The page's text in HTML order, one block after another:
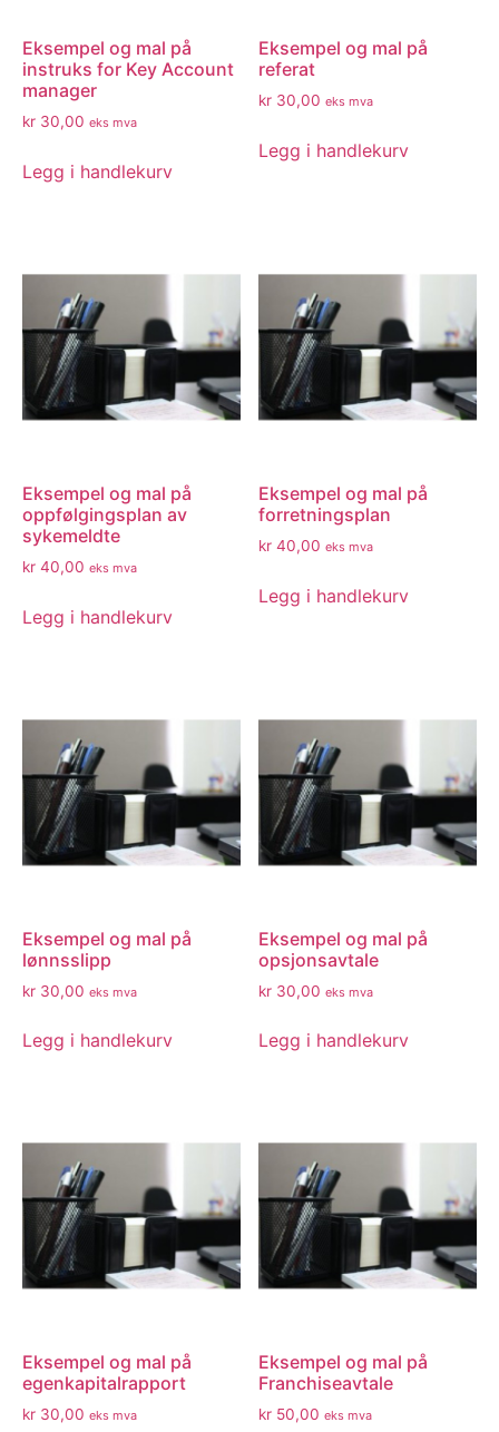
Eksempel og mal på
instruks for Key Account
manager
kr 30,00 eks mva
Legg i handlekurv
Eksempel og mal på
referat
kr 30,00 eks mva
Legg i handlekurv
Eksempel og mal på
oppfølgingsplan av
sykemeldte
kr 40,00 eks mva
Legg i handlekurv
Eksempel og mal på
forretningsplan
kr 40,00 eks mva
Legg i handlekurv
Eksempel og mal på
lønnsslipp
kr 30,00 eks mva
Legg i handlekurv
Eksempel og mal på
opsjonsavtale
kr 30,00 eks mva
Legg i handlekurv
Eksempel og mal på
egenkapitalrapport
kr 30,00 eks mva
Eksempel og mal på
Franchiseavtale
kr 50,00 eks mva